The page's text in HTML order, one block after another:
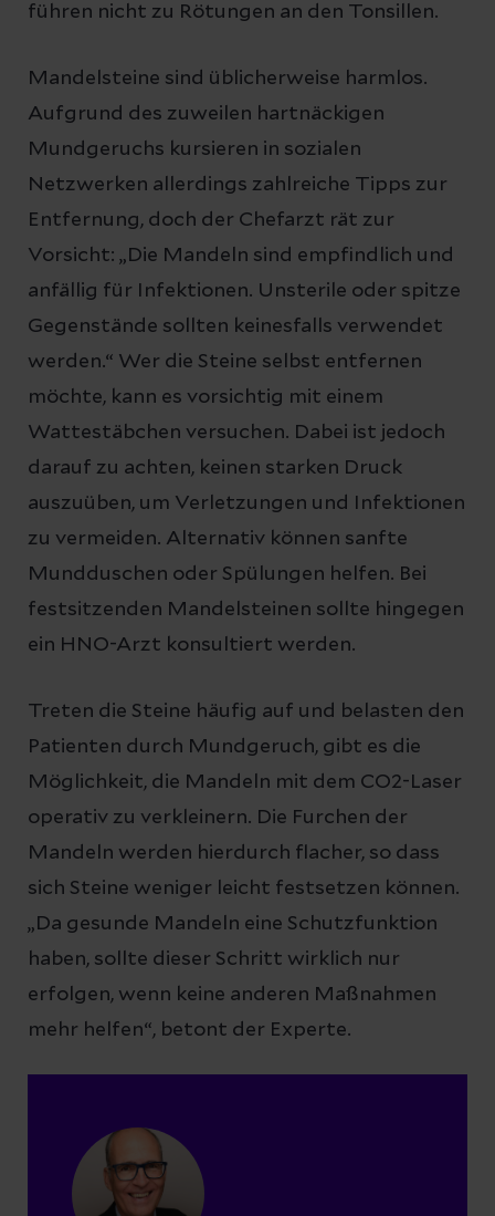
führen nicht zu Rötungen an den Tonsillen.
Mandelsteine sind üblicherweise harmlos.
Aufgrund des zuweilen hartnäckigen
Mundgeruchs kursieren in sozialen
Netzwerken allerdings zahlreiche Tipps zur
Entfernung, doch der Chefarzt rät zur
Vorsicht: „Die Mandeln sind empfindlich und
anfällig für Infektionen. Unsterile oder spitze
Gegenstände sollten keinesfalls verwendet
werden.“ Wer die Steine selbst entfernen
möchte, kann es vorsichtig mit einem
Wattestäbchen versuchen. Dabei ist jedoch
darauf zu achten, keinen starken Druck
auszuüben, um Verletzungen und Infektionen
zu vermeiden. Alternativ können sanfte
Mundduschen oder Spülungen helfen. Bei
festsitzenden Mandelsteinen sollte hingegen
ein HNO-Arzt konsultiert werden.
Treten die Steine häufig auf und belasten den
Patienten durch Mundgeruch, gibt es die
Möglichkeit, die Mandeln mit dem CO2-Laser
operativ zu verkleinern. Die Furchen der
Mandeln werden hierdurch flacher, so dass
sich Steine weniger leicht festsetzen können.
„Da gesunde Mandeln eine Schutzfunktion
haben, sollte dieser Schritt wirklich nur
erfolgen, wenn keine anderen Maßnahmen
mehr helfen“, betont der Experte.